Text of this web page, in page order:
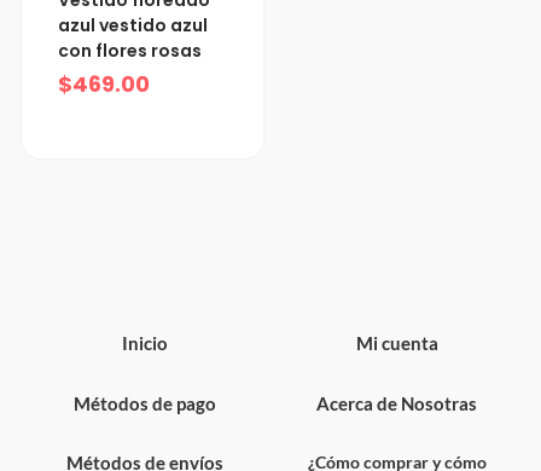
azul vestido azul
con flores rosas
$469.00
Inicio
Métodos de pago
Métodos de envíos
Mi cuenta
Acerca de Nosotras
¿Cómo comprar y cómo